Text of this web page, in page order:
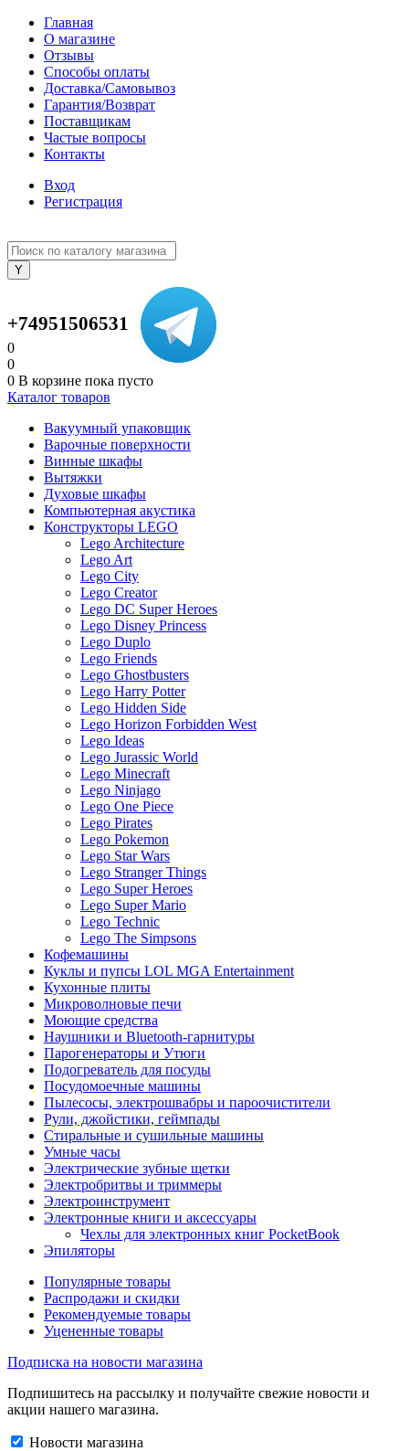
Главная
О магазине
Отзывы
Способы оплаты
Доставка/Самовывоз
Гарантия/Возврат
Поставщикам
Частые вопросы
Контакты
Вход
Регистрация
+74951506531
0
0
0 В корзине пока пусто
Каталог товаров
Вакуумный упаковщик
Варочные поверхности
Винные шкафы
Вытяжки
Духовые шкафы
Компьютерная акустика
Конструкторы LEGO
Lego Architecture
Lego Art
Lego City
Lego Creator
Lego DC Super Heroes
Lego Disney Princess
Lego Duplo
Lego Friends
Lego Ghostbusters
Lego Harry Potter
Lego Hidden Side
Lego Horizon Forbidden West
Lego Ideas
Lego Jurassic World
Lego Minecraft
Lego Ninjago
Lego One Piece
Lego Pirates
Lego Pokemon
Lego Star Wars
Lego Stranger Things
Lego Super Heroes
Lego Super Mario
Lego Technic
Lego The Simpsons
Кофемашины
Куклы и пупсы LOL MGA Entertainment
Кухонные плиты
Микроволновые печи
Моющие средства
Наушники и Bluetooth-гарнитуры
Парогенераторы и Утюги
Подогреватель для посуды
Посудомоечные машины
Пылесосы, электрошвабры и пароочистители
Рули, джойстики, геймпады
Стиральные и сушильные машины
Умные часы
Электрические зубные щетки
Электробритвы и триммеры
Электроинструмент
Электронные книги и аксессуары
Чехлы для электронных книг PocketBook
Эпиляторы
Популярные товары
Распродажи и скидки
Рекомендуемые товары
Уцененные товары
Подписка на новости магазина
Подпишитесь на рассылку и получайте свежие новости и
акции нашего магазина.
Новости магазина